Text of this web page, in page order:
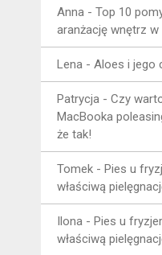
Anna -Top 10
aranżację wnętrz w
Lena -Aloes i jego
Patrycja -Czy
MacBooka
że tak!
Tomek - Pies u
właściwą
Ilona - Pies u
właściwą